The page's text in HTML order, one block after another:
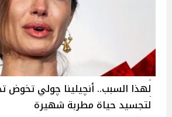
لهذا السبب.. أنچيلينا چولي تخوض
لتجسيد حياة مطربة شهيرة